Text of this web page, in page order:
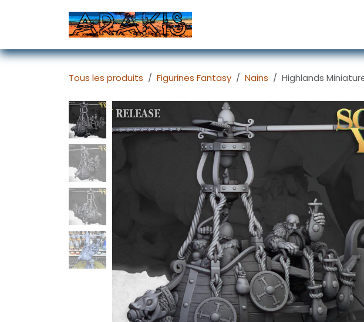
Tous les produits Figurines Fantasy Nains Highlands